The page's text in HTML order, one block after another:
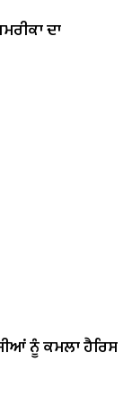
ਦਾ
ਨੂੰ ਕਮਲਾ ਹੈਰਿਸ